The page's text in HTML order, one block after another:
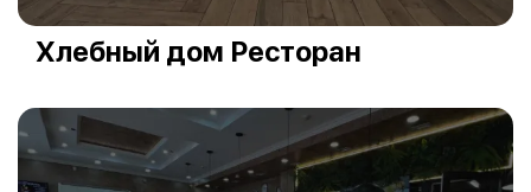
Хлебный дом Ресторан